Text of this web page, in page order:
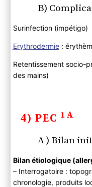
B)
Surinfection (impétigo)
Erythrodermie:
Retentissement socio-
des mains)
4) PEC 1A
A ) Bilan
Bilan étiologique
– Interrogatoire :
chronologie, produits